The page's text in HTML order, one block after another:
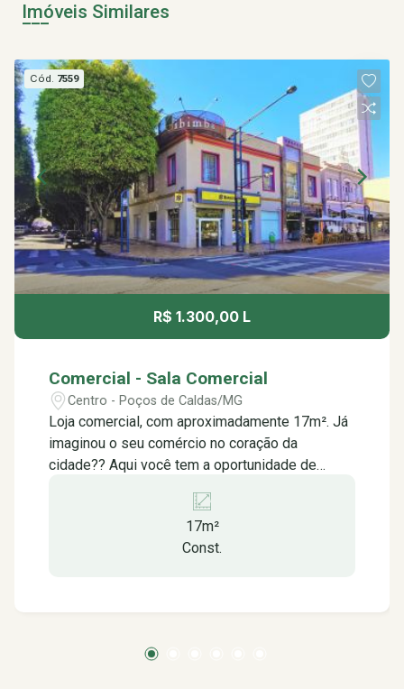
Imóveis Similares
Cód. 7559
R$ 1.300,00 L
Comercial - Sala Comercial
Centro - Poços de Caldas/MG
Loja comercial, com aproximadamente 17m². Já
imaginou o seu comércio no coração da
cidade?? Aqui você tem a oportunidade de
para o seu cliente, está dentro de um shopping
totalmente comercial, que fica em frente à praça
roupas e acessórios, - praças públicas.
17m²
Const.